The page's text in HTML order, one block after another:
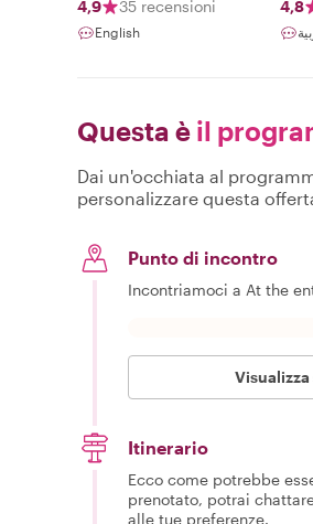
4,9 35 recensioni
English
4,8
Questa è il
Dai un'occhiata al
personalizzare questa
Punto di incontro
Incontriamoci a At the
Visualizza
Itinerario
Ecco come potrebbe
prenotato, potrai
alle tue preferenze.